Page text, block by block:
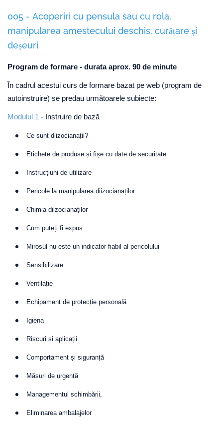
005 - Acoperiri cu pensula sau cu rola,
manipularea amestecului deschis, curățare și
deșeuri
Program de formare - durata aprox. 90 de minute
În cadrul acestui curs de formare bazat pe web (program de
autoinstruire) se predau următoarele subiecte:
Modulul 1 - Instruire de bază
Ce sunt diizocianații?
Etichete de produse și fișe cu date de securitate
Instrucțiuni de utilizare
Pericole la manipularea diizocianaților
Chimia diizocianaților
Cum puteți fi expus
Mirosul nu este un indicator fiabil al pericolului
Sensibilizare
Ventilație
Echipament de protecție personală
Igiena
Riscuri și aplicații
Comportament și siguranță
Măsuri de urgență
Managementul schimbării,
Eliminarea ambalajelor